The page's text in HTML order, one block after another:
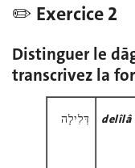
✏️ Exercice 2
Distinguer le
transcrivez la
דְּלִילָה delîlâ